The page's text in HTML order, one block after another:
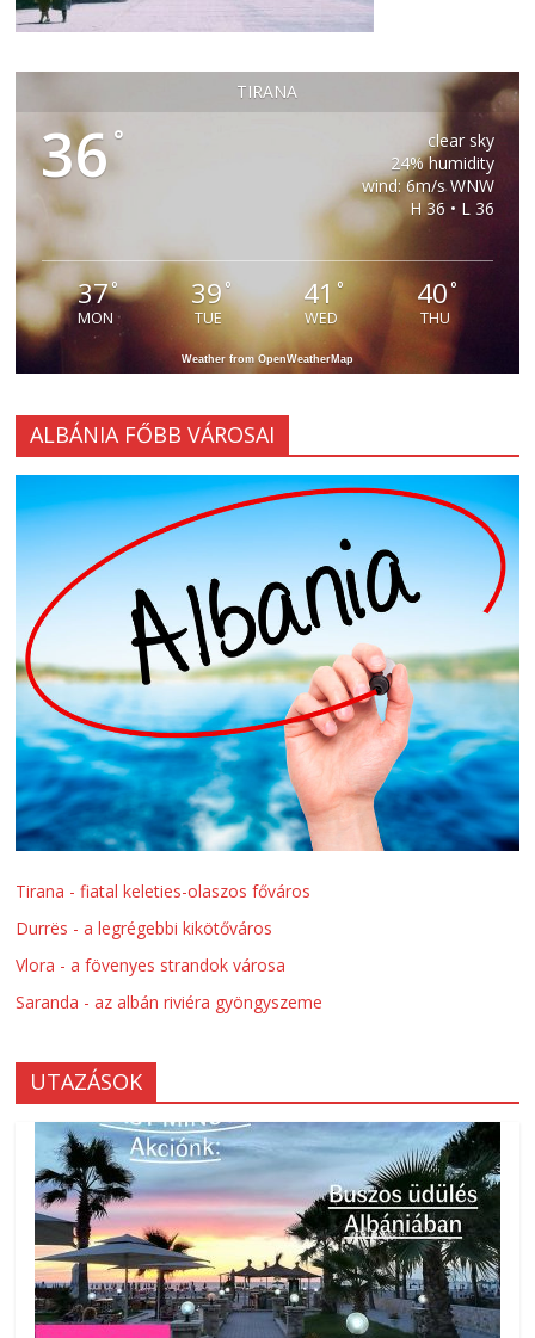
TIRANA
36°
clear sky
24% humidity
wind: 6m/s WNW
H 36 • L 36
37°
MON
39°
TUE
41 °
WED
40°
THU
Weather from OpenWeatherMap
ALBÁNIA FŐBB VÁROSAI
Tirana - fiatal keleties-olaszos főváros
Durrës - a legrégebbi kikötőváros
Vlora - a fövenyes strandok városa
Saranda - az albán riviéra gyöngyszeme
UTAZÁSOK